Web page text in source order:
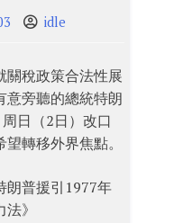
idle
關稅政策合法性展
意旁聽的總統特朗
日（2日）改口
轉移外界焦點。
朗普援引1977年
》